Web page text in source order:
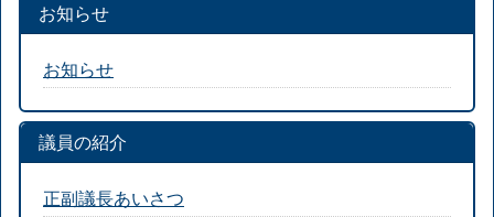
お知らせ
お知らせ
議員の紹介
正副議長あいさつ